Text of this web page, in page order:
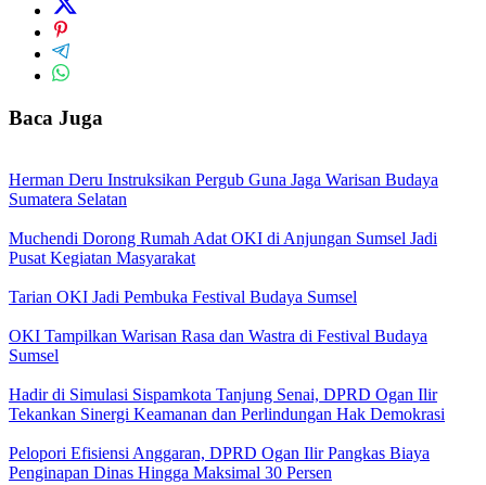
Baca Juga
Herman Deru Instruksikan Pergub Guna Jaga Warisan Budaya
Sumatera Selatan
Muchendi Dorong Rumah Adat OKI di Anjungan Sumsel Jadi
Pusat Kegiatan Masyarakat
Tarian OKI Jadi Pembuka Festival Budaya Sumsel
OKI Tampilkan Warisan Rasa dan Wastra di Festival Budaya
Sumsel
Hadir di Simulasi Sispamkota Tanjung Senai, DPRD Ogan Ilir
Tekankan Sinergi Keamanan dan Perlindungan Hak Demokrasi
Pelopori Efisiensi Anggaran, DPRD Ogan Ilir Pangkas Biaya
Penginapan Dinas Hingga Maksimal 30 Persen